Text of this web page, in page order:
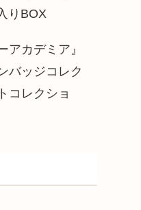
りBOX
アカデミア』
バッジコレク
コレクショ